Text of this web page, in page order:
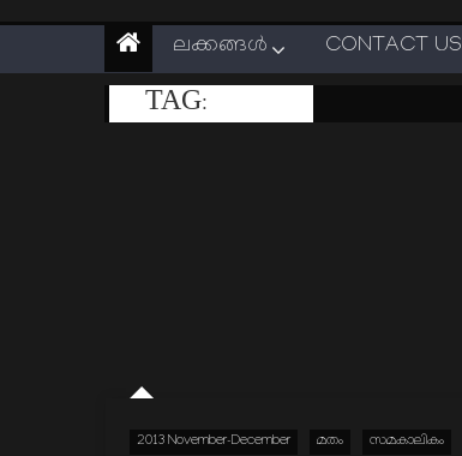
ലക്കങ്ങള്‍ CONTACT US
TAG:
2013 November-December മതം സമകാലികം